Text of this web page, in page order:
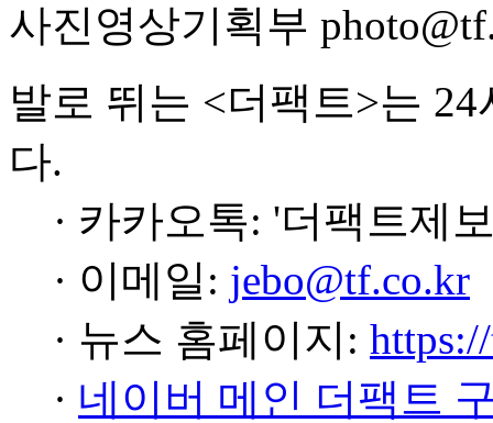
사진영상기획부
발로 뛰는 <더팩트>는
다.
· 카카오톡: '더팩트제
· 이메일: jebo@tf.co.kr
· 뉴스 홈페이지:
· 네이버 메인 더팩트